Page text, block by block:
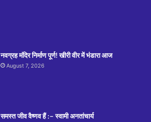
नवग्रह मंदिर निर्माण पूर्ण! खीरी वीर में भंडारा आज
August 7, 2026
समस्त जीव वैष्णव हैं :– स्वामी अनतांचार्य